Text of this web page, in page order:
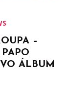
–
ÁLBUM